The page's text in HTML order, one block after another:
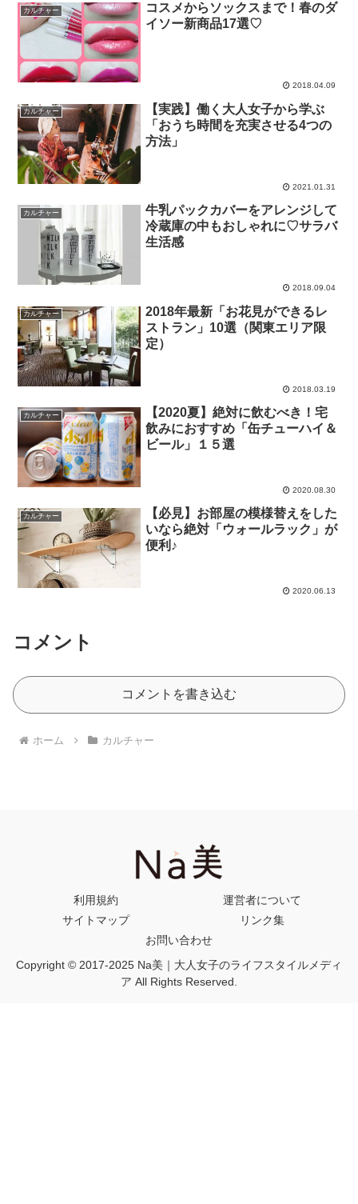
カルチャー
コスメからソックスまで！春のダ
イソー新商品17選♡
2018.04.09
カルチャー
【実践】働く大人女子から学ぶ
「おうち時間を充実させる4つの
方法」
2021.01.31
カルチャー
牛乳パックカバーをアレンジして
冷蔵庫の中もおしゃれに♡サラバ
生活感
2018.09.04
カルチャー
2018年最新「お花見ができるレ
ストラン」10選（関東エリア限
定）
2018.03.19
カルチャー
【2020夏】絶対に飲むべき！宅
飲みにおすすめ「缶チューハイ＆
ビール」１５選
2020.08.30
カルチャー
【必見】お部屋の模様替えをした
いなら絶対「ウォールラック」が
便利♪
2020.06.13
コメント
コメントを書き込む
ホーム カルチャー
利用規約
運営者について
サイトマップ
リンク集
お問い合わせ
Copyright © 2017-2025 Na美｜大人女子のライフスタイルメディ
ア All Rights Reserved.